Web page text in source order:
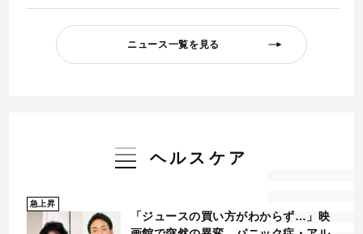
ニュース一覧を見る
ヘルスケア
急上昇
「ジュースの買い方がわからず…」映